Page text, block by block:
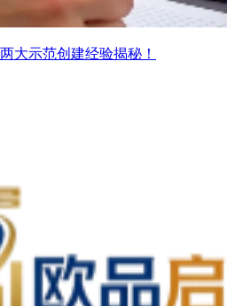
大示范创建经验揭秘！